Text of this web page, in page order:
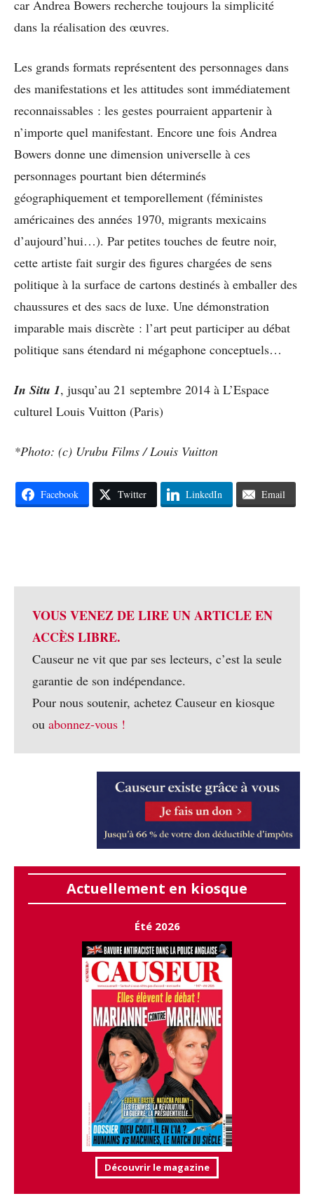
car Andrea Bowers recherche toujours la simplicité
dans la réalisation des œuvres.
Les grands formats représentent des personnages dans
des manifestations et les attitudes sont immédiatement
reconnaissables : les gestes pourraient appartenir à
n’importe quel manifestant. Encore une fois Andrea
Bowers donne une dimension universelle à ces
personnages pourtant bien déterminés
géographiquement et temporellement (féministes
américaines des années 1970, migrants mexicains
d’aujourd’hui…). Par petites touches de feutre noir,
cette artiste fait surgir des figures chargées de sens
politique à la surface de cartons destinés à emballer des
chaussures et des sacs de luxe. Une démonstration
imparable mais discrète : l’art peut participer au débat
politique sans étendard ni mégaphone conceptuels…
In Situ 1, jusqu’au 21 septembre 2014 à L’Espace
culturel Louis Vuitton (Paris)
*Photo: (c) Urubu Films / Louis Vuitton
Facebook Twitter LinkedIn Email
VOUS VENEZ DE LIRE UN ARTICLE EN
ACCÈS LIBRE.
Causeur ne vit que par ses lecteurs, c’est la seule
garantie de son indépendance.
Pour nous soutenir, achetez Causeur en kiosque
ou abonnez-vous !
Actuellement en kiosque
Été 2026
Découvrir le magazine